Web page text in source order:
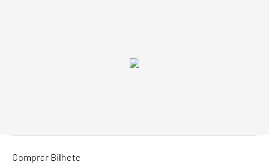
Comprar Bilhete